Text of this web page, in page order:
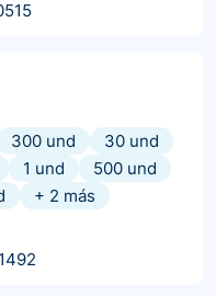
300 und
30 und
1 und
500 und
+ 2 más